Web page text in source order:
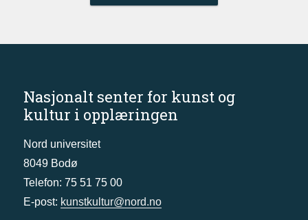
Nasjonalt senter for kunst og
kultur i opplæringen
Nord universitet
8049 Bodø
Telefon: 75 51 75 00
E-post: kunstkultur@nord.no